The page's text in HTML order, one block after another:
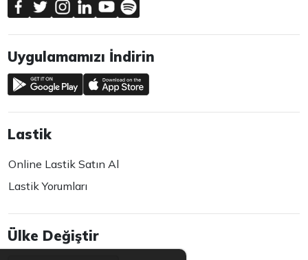
Uygulamamızı İndirin
Lastik
Online Lastik Satın Al
Lastik Yorumları
Ülke Değiştir